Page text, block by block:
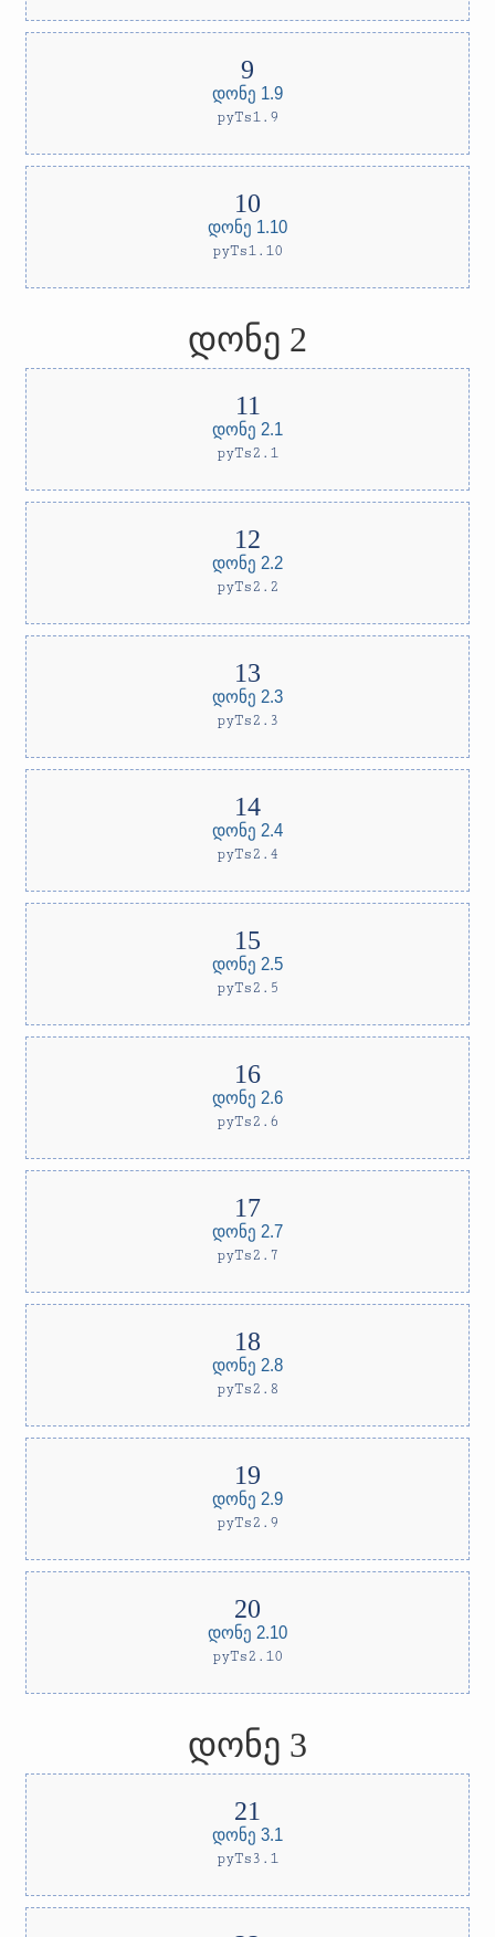
დონე 1.9
pyTs1.9
დონე 1.10
pyTs1.10
დონე 2
დონე 2.1
pyTs2.1
დონე 2.2
pyTs2.2
დონე 2.3
pyTs2.3
დონე 2.4
pyTs2.4
დონე 2.5
pyTs2.5
დონე 2.6
pyTs2.6
დონე 2.7
pyTs2.7
დონე 2.8
pyTs2.8
დონე 2.9
pyTs2.9
დონე 2.10
pyTs2.10
დონე 3
დონე 3.1
pyTs3.1